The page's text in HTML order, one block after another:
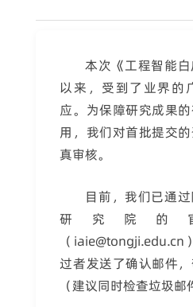
本次《工程智能
以来，受到了业界的
应。为保障研究成果
用，我们对首批提交
真审核。
目前，我们已通
研究院的
（
过者发送了确认邮件
（建议同时检查垃圾邮